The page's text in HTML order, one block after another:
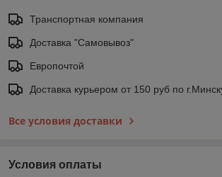
Транспортная компания
Доставка "Самовывоз"
Европочтой
Доставка курьером от 150 руб по
Все условия доставки
Условия оплаты